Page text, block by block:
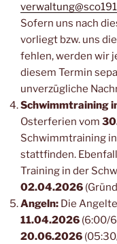
Sofern uns nach
vorliegt bzw. uns
fehlen, werden wir
diesem Termin
unverzügliche
Schwimmtraining
Osterferien vom
Schwimmtraining
stattfinden.
Training in der
02.04.2026
Angeln: Die
11.04.2026 (6:00/
20.06.2026